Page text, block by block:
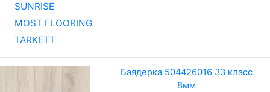
SUNRISE
MOST FLOORING
TARKETT
Баядерка 504426016 33 класс
8мм